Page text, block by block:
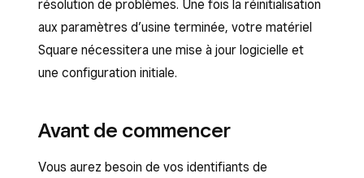
résolution de problèmes. Une fois la réinitialisation
aux paramètres d’usine terminée, votre matériel
Square nécessitera une mise à jour logicielle et
une configuration initiale.
Avant de commencer
Vous aurez besoin de vos identifiants de